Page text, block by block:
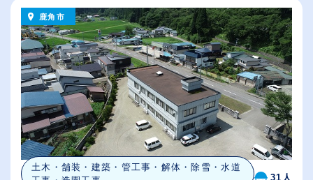
鹿角市
土木・舗装・建築・管工事・解体・除雪・水道
31人